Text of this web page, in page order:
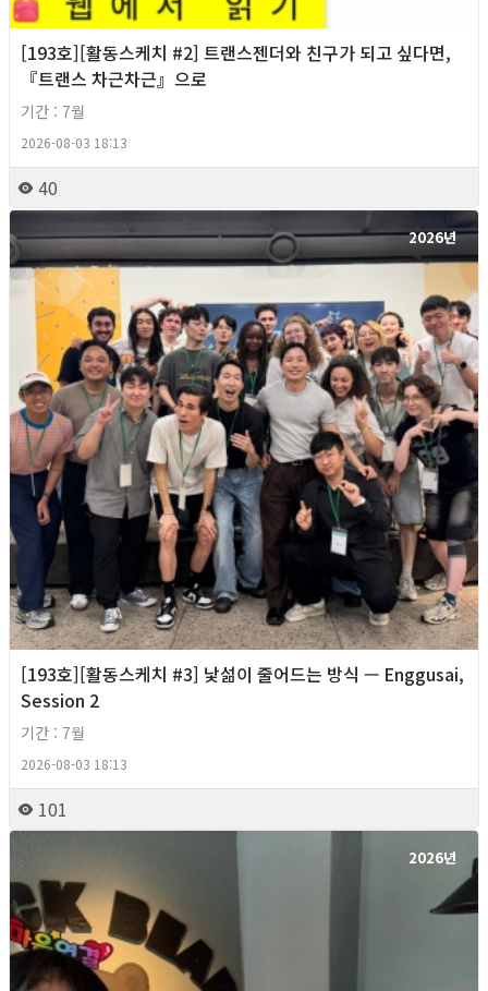
[193호][활동스케치 #2] 트랜스젠더와 친구가 되고 싶다면,
『트랜스 차근차근』으로
기간 : 7월
2026-08-03 18:13
40
2026년
[193호][활동스케치 #3] 낯섦이 줄어드는 방식 — Enggusai,
Session 2
기간 : 7월
2026-08-03 18:13
101
2026년